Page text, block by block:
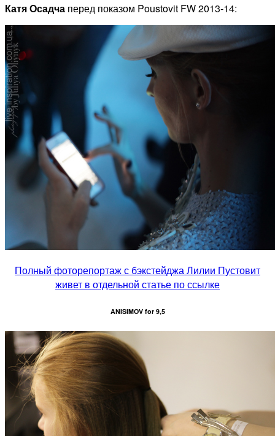
Катя Осадча перед показом Poustovit FW 2013-14:
Полный фоторепортаж с бэкстейджа Лилии Пустовит
живет в отдельной статье по ссылке
ANISIMOV for 9,5